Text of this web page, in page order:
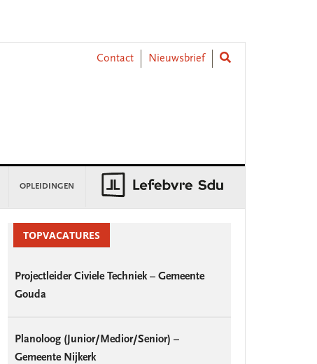
Contact
Nieuwsbrief
OPLEIDINGEN
SidebarTOPVACATURES
Projectleider Civiele Techniek – Gemeente
Gouda
Planoloog (Junior/Medior/Senior) –
Gemeente Nijkerk